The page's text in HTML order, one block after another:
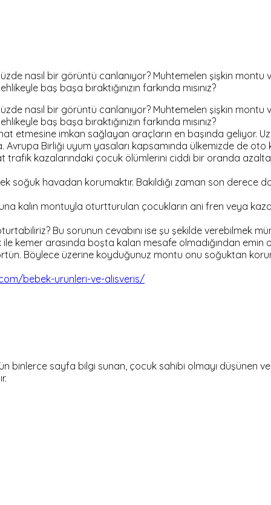
nasıl bir görüntü canlanıyor? Muhtemelen şişkin
baş başa bıraktığınızın farkında mısınız?
nasıl bir görüntü canlanıyor? Muhtemelen şişkin
baş başa bıraktığınızın farkında mısınız?
imkan sağlayan araçların en başında geliyor.
Birliği uyum yasaları kapsamında ülkemizde de oto
kazalarındaki çocuk ölümlerini ciddi bir oranda
soğuk havadan korumaktır. Bakıldığı zaman son
kalın montuyla oturtturulan çocukların ani fren veya
Bu sorunun cevabını ise şu şekilde verebilmek
kemer arasında boşta kalan mesafe olmadığından
Böylece üzerine koyduğunuz montu onu soğuktan
bebek-urunleri-ve-alisveris/
binlerce sayfa bilgi sunan, çocuk sahibi olmayı düşünen